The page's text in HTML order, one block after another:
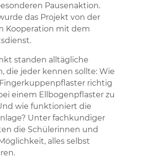
Pausenaktion.
das Projekt von der
Kooperation mit dem
standen alltägliche
die jeder kennen sollte: Wie
richtig
einem Ellbogenpflaster zu
wie funktioniert die
Unter fachkundiger
die Schülerinnen und
alles selbst